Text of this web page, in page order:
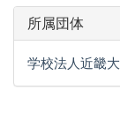
所属団体
学校法人近畿